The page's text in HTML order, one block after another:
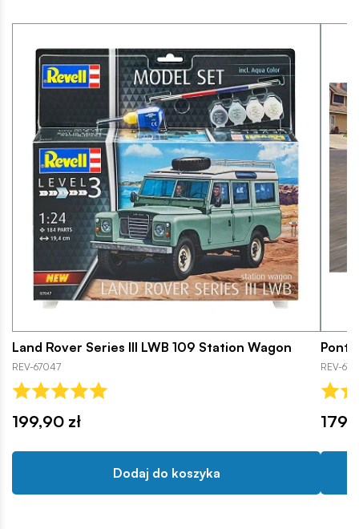
Land Rover Series III LWB 109 Station Wagon
REV-67047
199,90 zł
Dodaj do koszyka
REV-